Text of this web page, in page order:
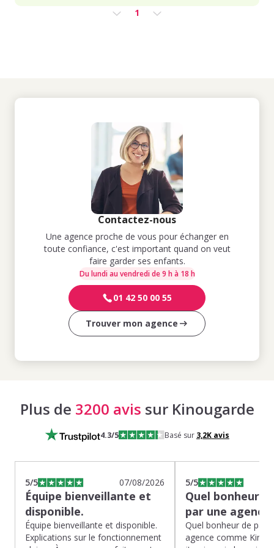
1
Contactez-nous
Une agence proche de vous pour échanger en
toute confiance, c'est important quand on veut
faire garder ses enfants.
Du lundi au vendredi de 9 h à 18 h
01 42 50 00 55
Trouver mon agence
Plus de 3200 avis sur Kinougarde
4.3/5 Basé sur 3,2Kavis
5/5 07/08/2026
Équipe bienveillante et
disponible.
Équipe bienveillante et disponible.
Explications sur le fonctionnement
5/5
Quel bonheur
par une
Quel bonheur de
agence comme